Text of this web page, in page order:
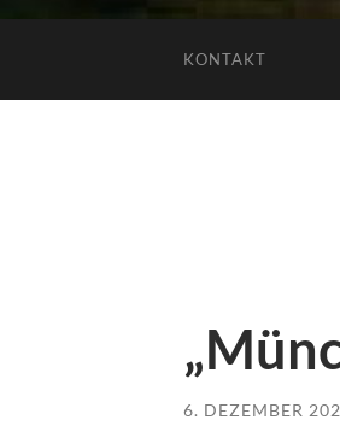
KONTAKT
6. DEZEMBER